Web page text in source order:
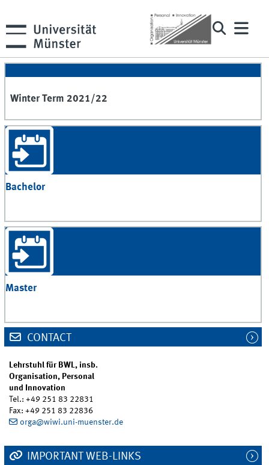
Winter Term 2021/22
Bachelor
Master
CONTACT
Lehrstuhl für BWL, insb.
Organisation, Personal
und Innovation
Tel.: +49 251 83 22831
Fax: +49 251 83 22836
orga@wiwi.uni-muenster.de
IMPORTANT WEB-LINKS